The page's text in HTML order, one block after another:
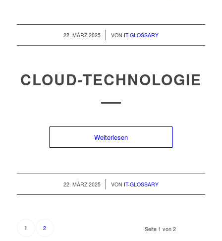
22. MÄRZ 2025
/ VON IT-GLOSSARY
CLOUD-TECHNOLOGIE
Weiterlesen
22. MÄRZ 2025
/ VON IT-GLOSSARY
Seite 1 von 2
1 2